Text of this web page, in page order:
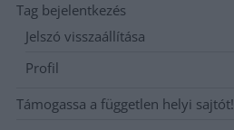
Tag bejelentkezés
Jelszó visszaállítása
Profil
Támogassa a független helyi sajtót!